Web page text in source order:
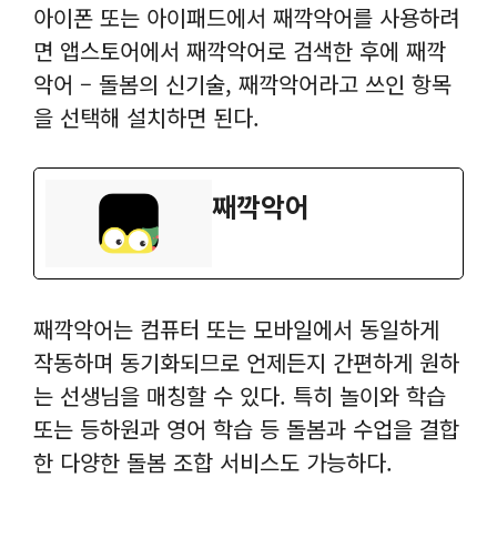
아이폰 또는 아이패드에서 째깍악어를 사용하려
면 앱스토어에서 째깍악어로 검색한 후에 째깍
악어 – 돌봄의 신기술, 째깍악어라고 쓰인 항목
을 선택해 설치하면 된다.
‎째깍악어
째깍악어는 컴퓨터 또는 모바일에서 동일하게
작동하며 동기화되므로 언제든지 간편하게 원하
는 선생님을 매칭할 수 있다. 특히 놀이와 학습
또는 등하원과 영어 학습 등 돌봄과 수업을 결합
한 다양한 돌봄 조합 서비스도 가능하다.